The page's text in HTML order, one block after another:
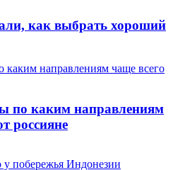
как выбрать хороший
по каким направлениям
россияне